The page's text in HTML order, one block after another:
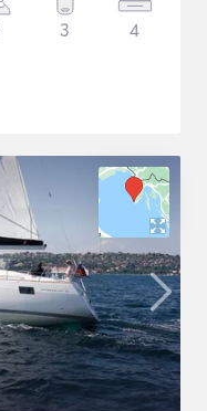
3 4